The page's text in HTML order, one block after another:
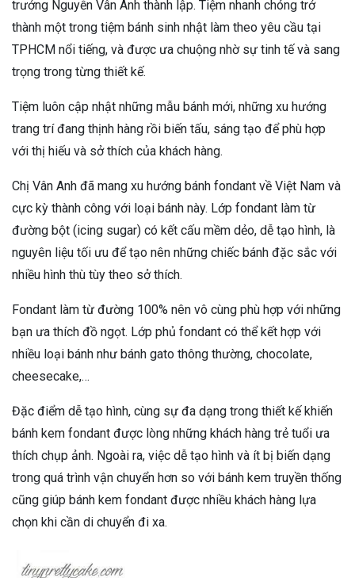
trưởng Nguyễn Vân Anh thành lập. Tiệm nhanh chóng trở
thành một trong tiệm bánh sinh nhật làm theo yêu cầu tại
TPHCM nổi tiếng, và được ưa chuộng nhờ sự tinh tế và sang
trọng trong từng thiết kế.
Tiệm luôn cập nhật những mẫu bánh mới, những xu hướng
trang trí đang thịnh hàng rồi biến tấu, sáng tạo để phù hợp
với thị hiếu và sở thích của khách hàng.
Chị Vân Anh đã mang xu hướng bánh fondant về Việt Nam và
cực kỳ thành công với loại bánh này. Lớp fondant làm từ
đường bột (icing sugar) có kết cấu mềm dẻo, dễ tạo hình, là
nguyên liệu tối ưu để tạo nên những chiếc bánh đặc sắc với
nhiều hình thù tùy theo sở thích.
Fondant làm từ đường 100% nên vô cùng phù hợp với những
bạn ưa thích đồ ngọt. Lớp phủ fondant có thể kết hợp với
nhiều loại bánh như bánh gato thông thường, chocolate,
cheesecake,…
Đặc điểm dễ tạo hình, cùng sự đa dạng trong thiết kế khiến
bánh kem fondant được lòng những khách hàng trẻ tuổi ưa
thích chụp ảnh. Ngoài ra, việc dễ tạo hình và ít bị biến dạng
trong quá trình vận chuyển hơn so với bánh kem truyền thống
cũng giúp bánh kem fondant được nhiều khách hàng lựa
chọn khi cần di chuyển đi xa.